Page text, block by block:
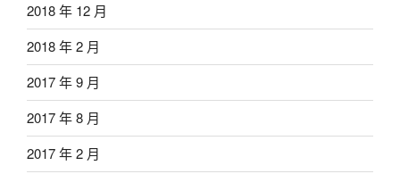
2018 年 12 月
2018 年 2 月
2017 年 9 月
2017 年 8 月
2017 年 2 月